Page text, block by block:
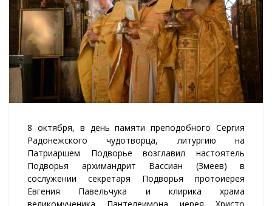
8 октября, в день памяти преподобного Сергия
Радонежского чудотворца, литургию на
Патриаршем Подворье возглавил настоятель
Подворья архимандрит Вассиан (Змеев) в
сослужении секретаря Подворья протоиерея
Евгения Павельчука и клирика храма